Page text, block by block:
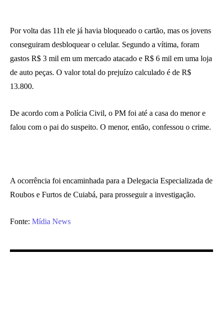
Por volta das 11h ele já havia bloqueado o cartão, mas os jovens
conseguiram desbloquear o celular. Segundo a vítima, foram
gastos R$ 3 mil em um mercado atacado e R$ 6 mil em uma loja
de auto peças. O valor total do prejuízo calculado é de R$
13.800.
De acordo com a Polícia Civil, o PM foi até a casa do menor e
falou com o pai do suspeito. O menor, então, confessou o crime.
A ocorrência foi encaminhada para a Delegacia Especializada de
Roubos e Furtos de Cuiabá, para prosseguir a investigação.
Fonte: Mídia News